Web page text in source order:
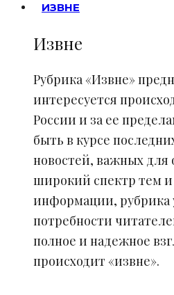
ИЗВНЕ
Извне
Рубрика «Извне»
интересуется
России и за ее
быть в курсе
новостей, важных для
широкий спектр тем и
информации, рубрика
потребности
полное и надежное
происходит «извне».